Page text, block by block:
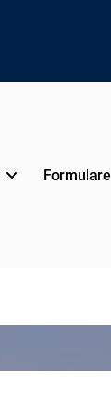
Formulare